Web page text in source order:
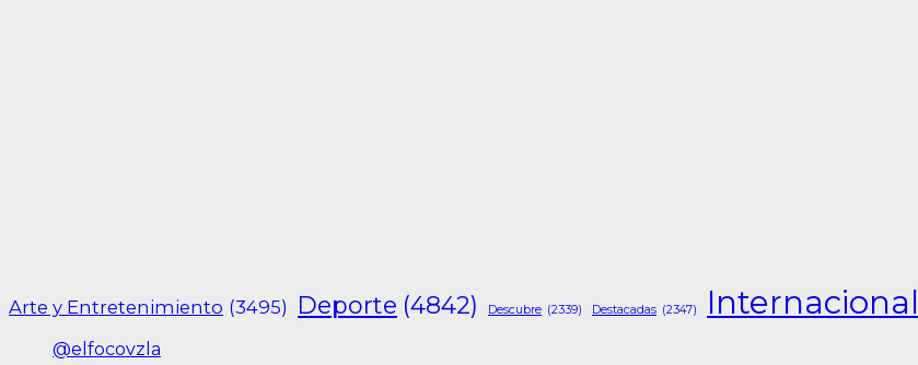
Arte y Entretenimiento (3495) Deporte (4842) Descubre (2339) Destacadas (2347) Internacional
@elfocovzla